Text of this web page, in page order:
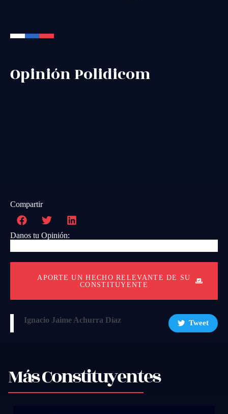
Opinión Polidicom
Compartir
Danos tu Opinión:
APORTE UN HECHO RELEVANTE DE SU
CONSTITUYENTE
Ignacio Jaime Achurra Díaz Tweet
Más Constituyentes